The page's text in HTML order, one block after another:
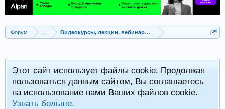
Форум Видеокурсы, лекции, вебинары, учебный материал
Этот сайт использует файлы cookie. Продолжая
пользоваться данным сайтом, Вы соглашаетесь
на использование нами Ваших файлов cookie.
Узнать больше.